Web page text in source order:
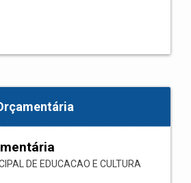
DE EDUCACAO E CULTURA